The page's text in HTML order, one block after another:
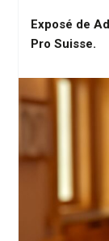
Exposé de
Pro Suisse.